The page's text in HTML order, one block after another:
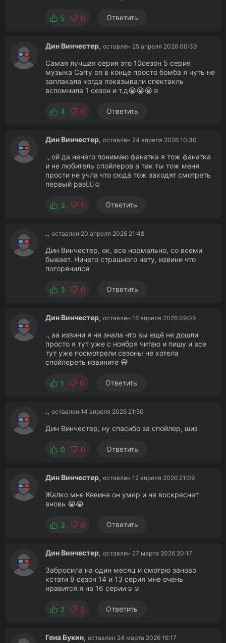
5 0 Ответить
Дин Винчестер, оставлен 25 апреля 2026 00:39
Самая лучшая серия это 10сезон 5 серия
музыка Carry on в конце просто бомба я чуть не
заплакала когда показывали спектакль
вспомнила 1 сезон и т.д😭😭😭☺️
4 0 Ответить
Дин Винчестер, оставлен 24 апреля 2026 10:30
., ой да нечего понимаю фанатка я тож фанатка
и не любитель спойлеров а так ты тож меня
прости не учла что сюда тож заходят смотреть
первый раз👍🏻☺️
3 1 Ответить
., оставлен 20 апреля 2026 21:48
Дин Винчестер, ок, все нормально, со всеми
бывает. Ничего страшного нету, извини что
погорячился
3 0 Ответить
Дин Винчестер, оставлен 16 апреля 2026 09:09
., аа извини я не знала что вы ещё не дошли
просто я тут уже с ноября читаю и пишу и все
тут уже посмотрели сезоны не хотела
спойлереть извините 😅
1 0 Ответить
., оставлен 14 апреля 2026 21:50
Дин Винчестер, ну спасибо за спойлер, шиз
0 0 Ответить
Дин Винчестер, оставлен 12 апреля 2026 21:09
Жалко мне Кевина он умер и не воскреснет
вновь 😭😭
3 0 Ответить
Дин Винчестер, оставлен 27 марта 2026 20:17
Забросила на один месяц и смотрю заново
кстати 8 сезон 14 и 13 серия мне очень
нравится я на 16 серии☺️☺️
2 0 Ответить
Гена Букин, оставлен 24 марта 2026 16:17